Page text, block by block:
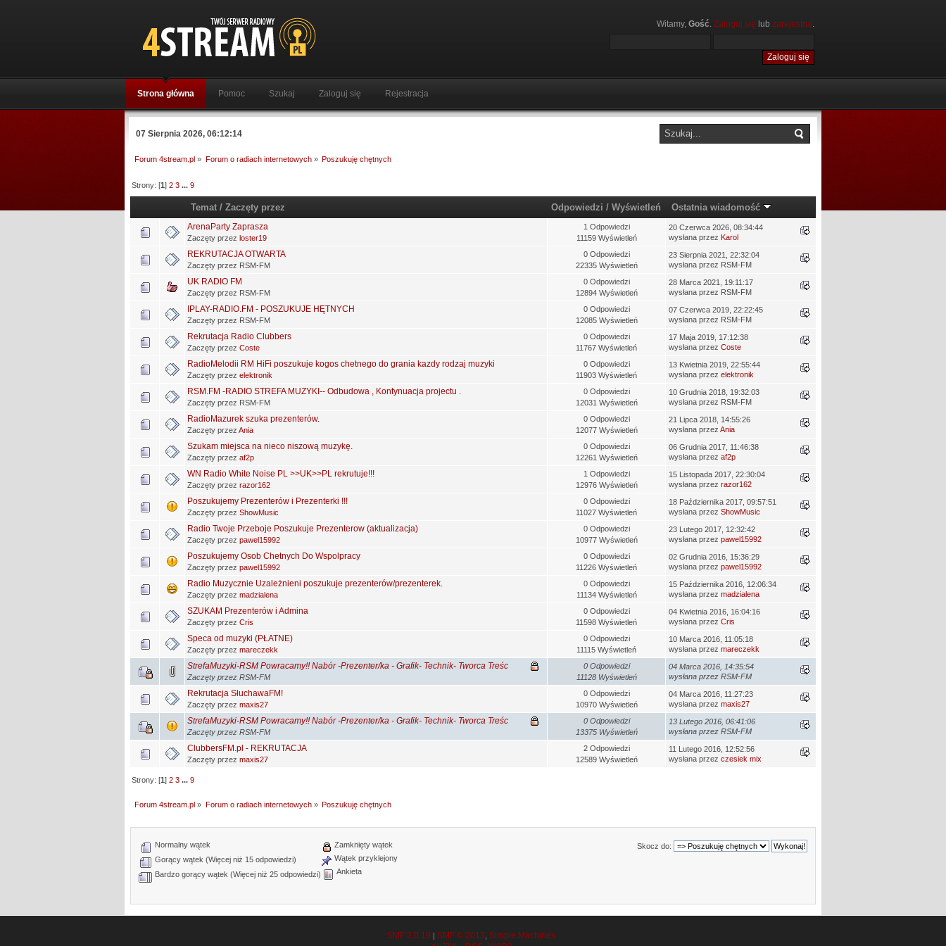
Witamy, Gość. Zaloguj się lub zarejestruj.
Strona główna Pomoc Szukaj Zaloguj się Rejestracja
07 Sierpnia 2026, 06:12:14
Forum 4stream.pl » Forum o radiach internetowych» Poszukuję chętnych
Strony: [1]2 3 ...9
Temat /Zaczęty przez Odpowiedzi / Wyświetleń Ostatnia wiadomość
ArenaParty Zaprasza
Zaczęty przez loster19
1 Odpowiedzi
11159 Wyświetleń
20 Czerwca 2026, 08:34:44
wysłana przez Karol
REKRUTACJA OTWARTA
Zaczęty przez RSM-FM
0 Odpowiedzi
22335 Wyświetleń
23 Sierpnia 2021, 22:32:04
wysłana przez RSM-FM
UK RADIO FM
Zaczęty przez RSM-FM
0 Odpowiedzi
12894 Wyświetleń
28 Marca 2021, 19:11:17
wysłana przez RSM-FM
IPLAY-RADIO.FM - POSZUKUJE HĘTNYCH
Zaczęty przez RSM-FM
0 Odpowiedzi
12085 Wyświetleń
07 Czerwca 2019, 22:22:45
wysłana przez RSM-FM
Rekrutacja Radio Clubbers
Zaczęty przez Coste
0 Odpowiedzi
11767 Wyświetleń
17 Maja 2019, 17:12:38
wysłana przez Coste
RadioMelodii RM HiFi poszukuje kogos chetnego do grania kazdy rodzaj muzyki
Zaczęty przez elektronik
0 Odpowiedzi
11903 Wyświetleń
13 Kwietnia 2019, 22:55:44
wysłana przez elektronik
RSM.FM -RADIO STREFA MUZYKI-- Odbudowa , Kontynuacja projectu .
Zaczęty przez RSM-FM
0 Odpowiedzi
12031 Wyświetleń
10 Grudnia 2018, 19:32:03
wysłana przez RSM-FM
RadioMazurek szuka prezenterów.
Zaczęty przez Ania
0 Odpowiedzi
12077 Wyświetleń
21 Lipca 2018, 14:55:26
wysłana przez Ania
Szukam miejsca na nieco niszową muzykę.
Zaczęty przez af2p
0 Odpowiedzi
12261 Wyświetleń
06 Grudnia 2017, 11:46:38
wysłana przez af2p
WN Radio White Noise PL >>UK>>PL rekrutuje!!!
Zaczęty przez razor162
1 Odpowiedzi
12976 Wyświetleń
15 Listopada 2017, 22:30:04
wysłana przez razor162
Poszukujemy Prezenterów i Prezenterki !!!
Zaczęty przez ShowMusic
0 Odpowiedzi
11027 Wyświetleń
18 Października 2017, 09:57:51
wysłana przez ShowMusic
Radio Twoje Przeboje Poszukuje Prezenterow (aktualizacja)
Zaczęty przez pawel15992
0 Odpowiedzi
10977 Wyświetleń
23 Lutego 2017, 12:32:42
wysłana przez pawel15992
Poszukujemy Osob Chetnych Do Wspolpracy
Zaczęty przez pawel15992
0 Odpowiedzi
11226 Wyświetleń
02 Grudnia 2016, 15:36:29
wysłana przez pawel15992
Radio Muzycznie Uzależnieni poszukuje prezenterów/prezenterek.
Zaczęty przez madzialena
0 Odpowiedzi
11134 Wyświetleń
15 Października 2016, 12:06:34
wysłana przez madzialena
SZUKAM Prezenterów i Admina
Zaczęty przez Cris
0 Odpowiedzi
11598 Wyświetleń
04 Kwietnia 2016, 16:04:16
wysłana przez Cris
Speca od muzyki (PŁATNE)
Zaczęty przez mareczekk
0 Odpowiedzi
11115 Wyświetleń
10 Marca 2016, 11:05:18
wysłana przez mareczekk
StrefaMuzyki-RSM Powracamy!! Nabór -Prezenter/ka - Grafik- Technik- Tworca Treśc
Zaczęty przez RSM-FM
0 Odpowiedzi
11128 Wyświetleń
04 Marca 2016, 14:35:54
wysłana przez RSM-FM
Rekrutacja SłuchawaFM!
Zaczęty przez maxis27
0 Odpowiedzi
10970 Wyświetleń
04 Marca 2016, 11:27:23
wysłana przez maxis27
StrefaMuzyki-RSM Powracamy!! Nabór -Prezenter/ka - Grafik- Technik- Tworca Treśc
Zaczęty przez RSM-FM
0 Odpowiedzi
13375 Wyświetleń
13 Lutego 2016, 06:41:06
wysłana przez RSM-FM
ClubbersFM.pl - REKRUTACJA
Zaczęty przez maxis27
2 Odpowiedzi
12589 Wyświetleń
11 Lutego 2016, 12:52:56
wysłana przez czesiek mix
Strony: [1]2 3 ...9
Forum 4stream.pl » Forum o radiach internetowych» Poszukuję chętnych
Skocz do:
Normalny wątek
Gorący wątek (Więcej niż 15 odpowiedzi)
Bardzo gorący wątek (Więcej niż 25 odpowiedzi)
Zamknięty wątek
Wątek przyklejony
Ankieta
SMF 2.0.19 | SMF © 2013 Simple Machines